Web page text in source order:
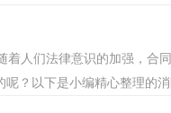
人们法律意识的加强，合
呢？以下是小编精心整理的